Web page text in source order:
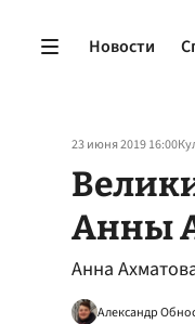
Новости
23 июня 2019 16:00
Анны
Анна
Александр